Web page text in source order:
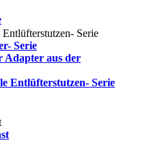
Serie
Serie
aus der
Entlüfterstutzen- Serie